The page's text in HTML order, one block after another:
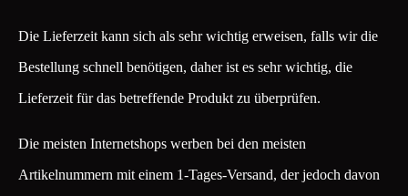
Die Lieferzeit kann sich als sehr wichtig erweisen, falls wir die
Bestellung schnell benötigen, daher ist es sehr wichtig, die
Lieferzeit für das betreffende Produkt zu überprüfen.
Die meisten Internetshops werben bei den meisten
Artikelnummern mit einem 1-Tages-Versand, der jedoch davon